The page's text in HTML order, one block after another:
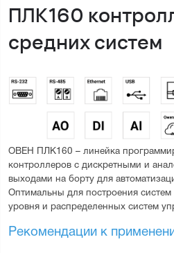
ПЛК160
средних систем
ОВЕН ПЛК160 – линейка
контроллеров с дискретными и
выходами на борту для
Оптимальны для построения систем
уровня и распределенных систем
Рекомендации к